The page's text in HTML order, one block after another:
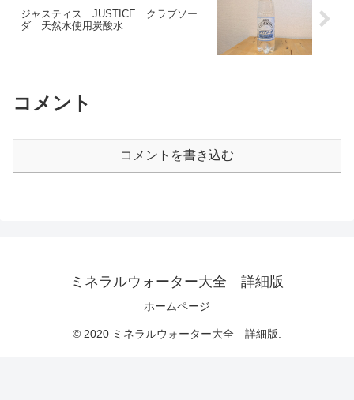
ジャスティス JUSTICE クラブソー
ダ 天然水使用炭酸水
コメント
コメントを書き込む
ミネラルウォーター大全 詳細版
ホームページ
© 2020 ミネラルウォーター大全 詳細版.